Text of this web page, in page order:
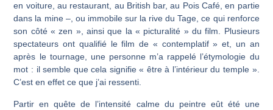
en voiture, au restaurant, au British bar, au Pois Café, en partie
dans la mine –, ou immobile sur la rive du Tage, ce qui renforce
son côté « zen », ainsi que la « picturalité » du film. Plusieurs
spectateurs ont qualifié le film de « contemplatif » et, un an
après le tournage, une personne m’a rappelé l’étymologie du
mot : il semble que cela signifie « être à l’intérieur du temple ».
C’est en effet ce que j’ai ressenti.
Partir en quête de l’intensité calme du peintre eût été une